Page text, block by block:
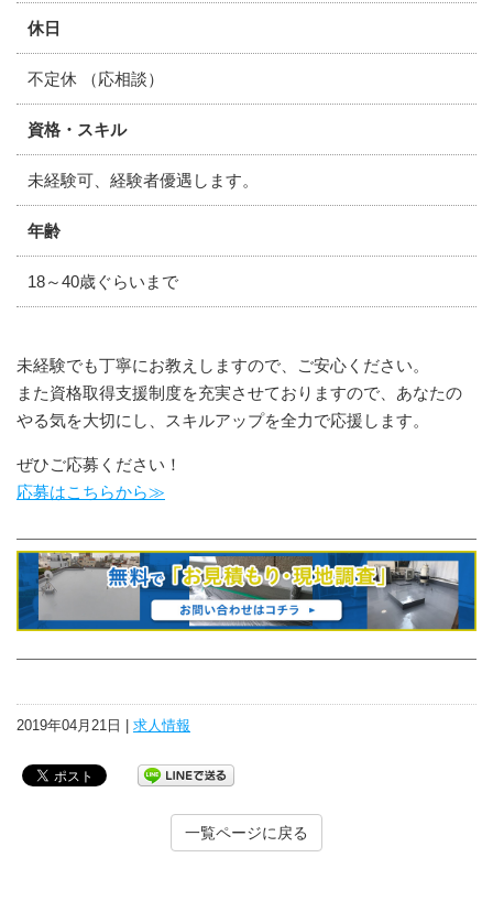
休日
不定休 （応相談）
資格・スキル
未経験可、経験者優遇します。
年齢
18～40歳ぐらいまで
未経験でも丁寧にお教えしますので、ご安心ください。
また資格取得支援制度を充実させておりますので、あなたの
やる気を大切にし、スキルアップを全力で応援します。
ぜひご応募ください！
応募はこちらから≫
2019年04月21日 | 求人情報
一覧ページに戻る